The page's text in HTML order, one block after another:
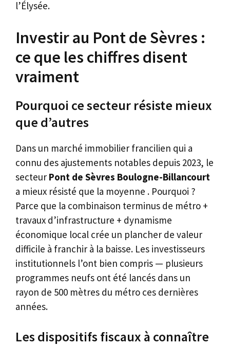
l’Élysée.
Investir au Pont de Sèvres :
ce que les chiffres disent
vraiment
Pourquoi ce secteur résiste mieux
que d’autres
Dans un marché immobilier francilien qui a
connu des ajustements notables depuis 2023, le
secteur Pont de Sèvres Boulogne-Billancourt
a mieux résisté que la moyenne . Pourquoi ?
Parce que la combinaison terminus de métro +
travaux d’infrastructure + dynamisme
économique local crée un plancher de valeur
difficile à franchir à la baisse. Les investisseurs
institutionnels l’ont bien compris — plusieurs
programmes neufs ont été lancés dans un
rayon de 500 mètres du métro ces dernières
années.
Les dispositifs fiscaux à connaître